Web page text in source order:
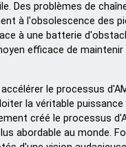
Des problèmes de
à l'obsolescence des
à une batterie
efficace de maintenir
le processus
la véritable
créé le processus
abordable au monde.